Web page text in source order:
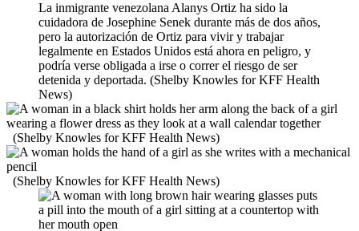
La inmigrante venezolana Alanys Ortiz ha sido la
cuidadora de Josephine Senek durante más de dos años,
pero la autorización de Ortiz para vivir y trabajar
legalmente en Estados Unidos está ahora en peligro, y
podría verse obligada a irse o correr el riesgo de ser
detenida y deportada. (Shelby Knowles for KFF Health
News)
(Shelby Knowles for KFF Health News)
(Shelby Knowles for KFF Health News)